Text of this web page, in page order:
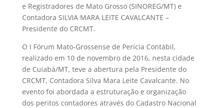
e Registradores de Mato Grosso (SINOREG/MT) e
Contadora SILVIA MARA LEITE CAVALCANTE –
Presidente do CRCMT.
O I Fórum Mato-Grossense de Perícia Contábil,
realizado em 10 de novembro de 2016, nesta cidade
de Cuiabá/MT, teve a abertura pela Presidente do
CRCMT, Contadora Silva Mara Leite Cavalcante. No
evento foi abordada a estruturação e organização
dos peritos contadores através do Cadastro Nacional